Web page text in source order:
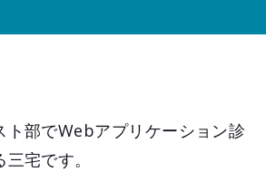
ト部でWebアプリケーション診
宅です。